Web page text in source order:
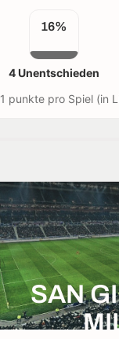
16%
4 Unentschieden
1 punkte pro Spiel (in
SAN